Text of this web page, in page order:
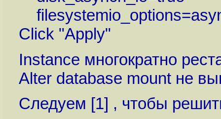
Click "Apply"
Instance многократно
Alter database mount не
Следуем [1] , чтобы